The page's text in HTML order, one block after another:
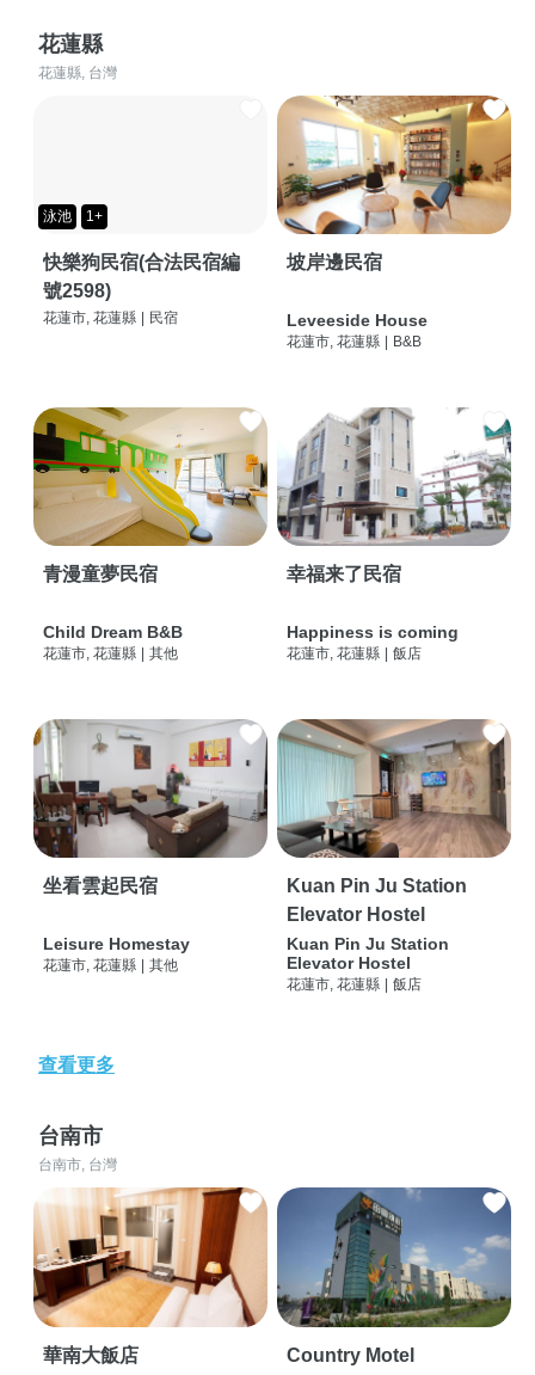
花蓮縣
花蓮縣, 台灣
泳池 1+
快樂狗民宿(合法民宿編
號2598)
花蓮市, 花蓮縣 民宿
坡岸邊民宿
Leveeside House
花蓮市, 花蓮縣 B&B
青漫童夢民宿
Child Dream B&B
花蓮市, 花蓮縣 其他
幸福来了民宿
Happiness is coming
花蓮市, 花蓮縣 飯店
坐看雲起民宿
Leisure Homestay
花蓮市, 花蓮縣 其他
Kuan Pin Ju Station
Elevator Hostel
Kuan Pin Ju Station
Elevator Hostel
花蓮市, 花蓮縣 飯店
查看更多
台南市
台南市, 台灣
華南大飯店 Country Motel